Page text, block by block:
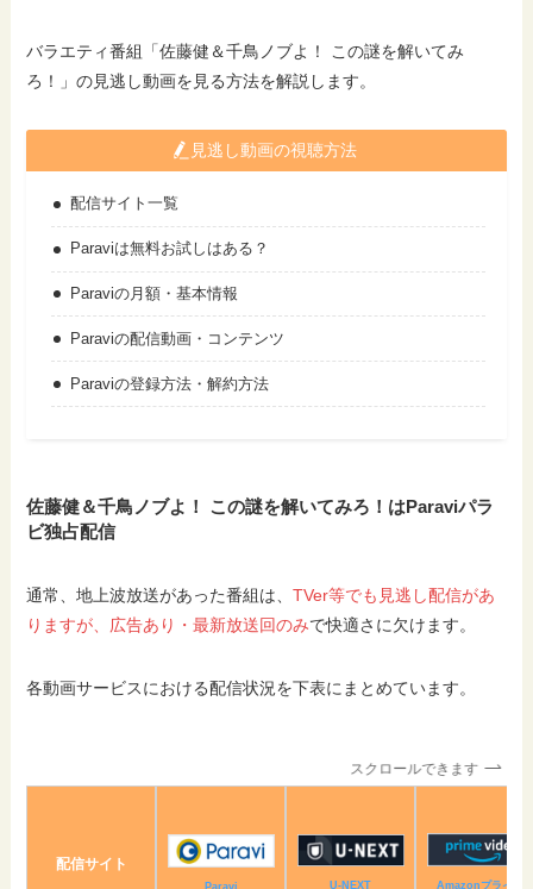
バラエティ番組「佐藤健＆千鳥ノブよ！ この謎を解いてみ
ろ！」の見逃し動画を見る方法を解説します。
見逃し動画の視聴方法
配信サイト一覧
Paraviは無料お試しはある？
Paraviの月額・基本情報
Paraviの配信動画・コンテンツ
Paraviの登録方法・解約方法
佐藤健＆千鳥ノブよ！ この謎を解いてみろ！はParaviパラ
ビ独占配信
通常、地上波放送があった番組は、TVer等でも見逃し配信があ
りますが、広告あり・最新放送回のみで快適さに欠けます。
各動画サービスにおける配信状況を下表にまとめています。
スクロールできます
配信サイト
Paravi U-NEXT Amazonプライム